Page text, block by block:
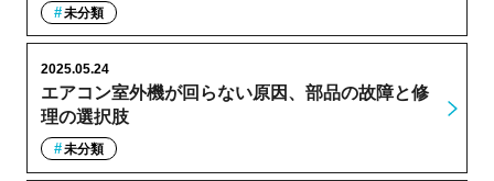
未分類
エアコン室外機が回らない原因、部品の故障と修
理の選択肢
2025.05.24
未分類